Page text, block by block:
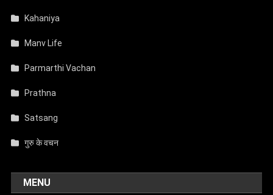
Kahaniya
Manv Life
Parmarthi Vachan
Prathna
Satsang
गुरु के वचन
MENU